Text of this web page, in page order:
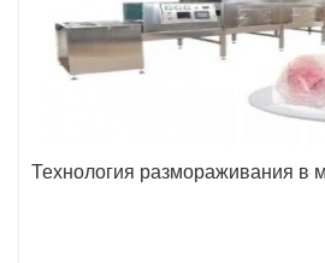
Технология размораживания в